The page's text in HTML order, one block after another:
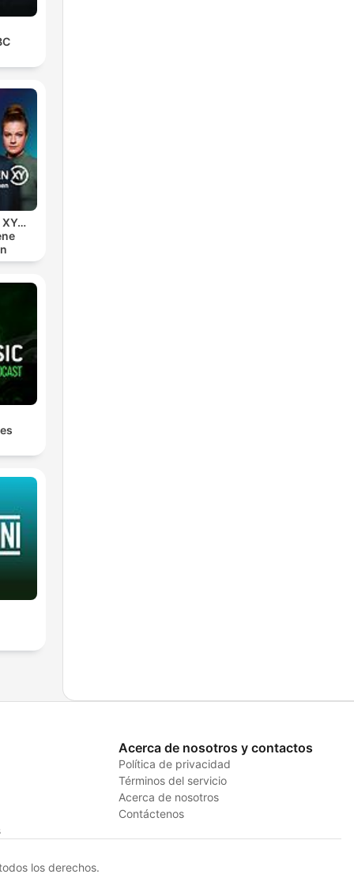
XY…
Acerca de nosotros y contactos
Política de privacidad
Términos del servicio
Acerca de nosotros
Contáctenos
los derechos.